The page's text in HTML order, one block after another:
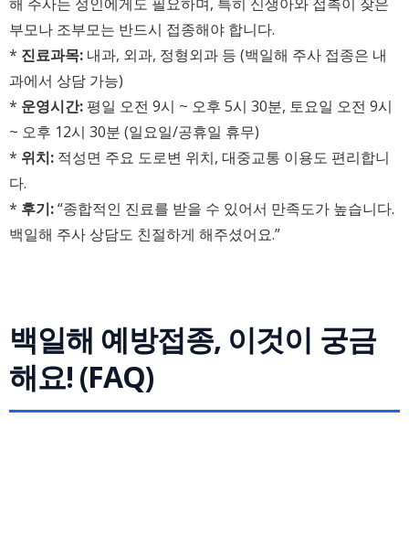
부모나 조부모는 반드시 접종해야 합니다.
* 진료과목: 내과, 외과, 정형외과 등 (백일해 주사 접종은 내
과에서 상담 가능)
* 운영시간: 평일 오전 9시 ~ 오후 5시 30분, 토요일 오전 9시
~ 오후 12시 30분 (일요일/공휴일 휴무)
* 위치: 적성면 주요 도로변 위치, 대중교통 이용도 편리합니
다.
* 후기:“종합적인 진료를 받을 수 있어서 만족도가 높습니다.
백일해 주사 상담도 친절하게 해주셨어요.”
백일해 예방접종, 이것이 궁금
해요! (FAQ)